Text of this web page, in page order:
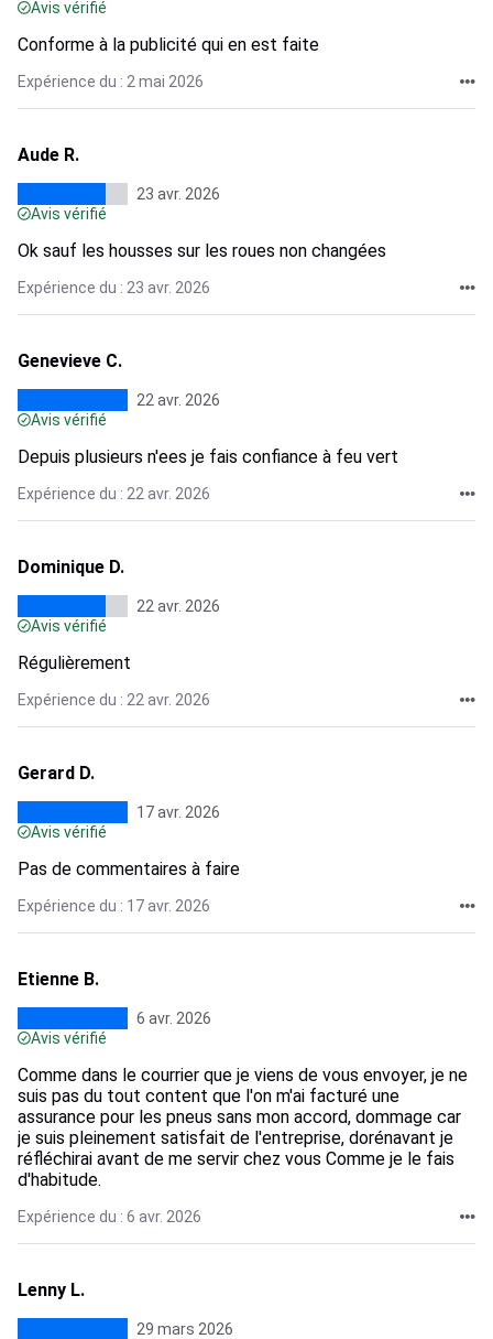
Avis vérifié
Conforme à la publicité qui en est faite
Expérience du : 2 mai 2026
Aude R.
23 avr. 2026
Avis vérifié
Ok sauf les housses sur les roues non changées
Expérience du : 23 avr. 2026
Genevieve C.
22 avr. 2026
Avis vérifié
Depuis plusieurs n'ees je fais confiance à feu vert
Expérience du : 22 avr. 2026
Dominique D.
22 avr. 2026
Avis vérifié
Régulièrement
Expérience du : 22 avr. 2026
Gerard D.
17 avr. 2026
Avis vérifié
Pas de commentaires à faire
Expérience du : 17 avr. 2026
Etienne B.
6 avr. 2026
Avis vérifié
Comme dans le courrier que je viens de vous envoyer, je ne
suis pas du tout content que l'on m'ai facturé une
assurance pour les pneus sans mon accord, dommage car
je suis pleinement satisfait de l'entreprise, dorénavant je
réfléchirai avant de me servir chez vous Comme je le fais
d'habitude.
Expérience du : 6 avr. 2026
Lenny L.
29 mars 2026